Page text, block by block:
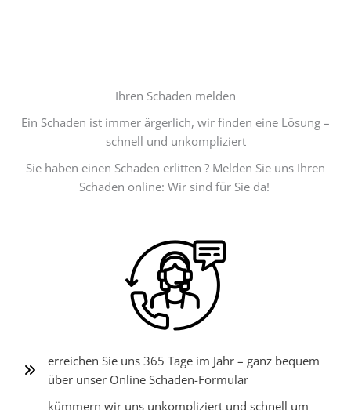
Ihren Schaden ­melden
Ein Schaden ist immer ärgerlich, wir finden eine Lösung –
schnell und unkompliziert
Sie haben einen Schaden erlitten ? Melden Sie uns Ihren
Schaden online: Wir sind für Sie da!
erreichen Sie uns 365 Tage im Jahr – ganz bequem
über unser Online Schaden-Formular
kümmern wir uns unkompliziert und schnell um